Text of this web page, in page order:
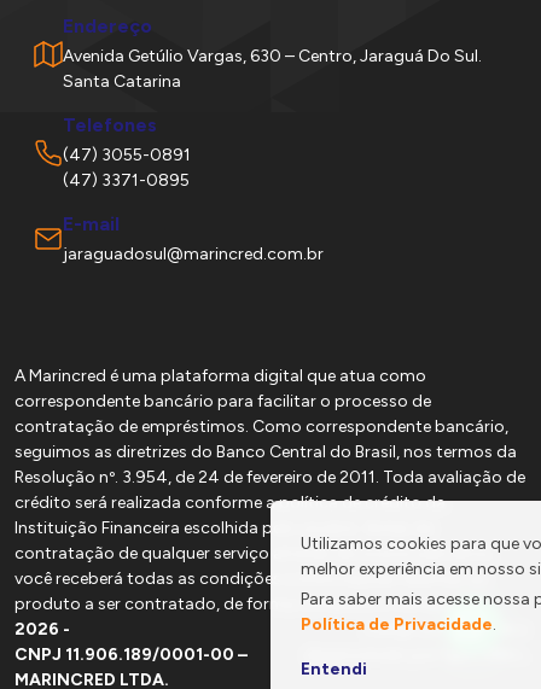
Utilizamos cookies para que
melhor experiência em nosso
Para saber mais acesse nossa
Política de Privacidade.
Entendi
Endereço
Avenida Getúlio Vargas, 630 – Centro, Jaraguá Do Sul.
Santa Catarina
Telefones
(47) 3055-0891
(47) 3371-0895
E-mail
jaraguadosul@marincred.com.br
A Marincred é uma plataforma digital que atua como
correspondente bancário para facilitar o processo de
contratação de empréstimos. Como correspondente bancário,
seguimos as diretrizes do Banco Central do Brasil, nos termos da
Resolução nº. 3.954, de 24 de fevereiro de 2011. Toda avaliação de
crédito será realizada conforme a política de crédito da
Instituição Financeira escolhida pelo usuário. Antes da
contratação de qualquer serviço através de nossos parceiros,
você receberá todas as condições e informações relativas ao
produto a ser contratado, de forma completa e transparente.
2026 -
CNPJ 11.906.189/0001-00 –
MARINCRED LTDA.
Design por